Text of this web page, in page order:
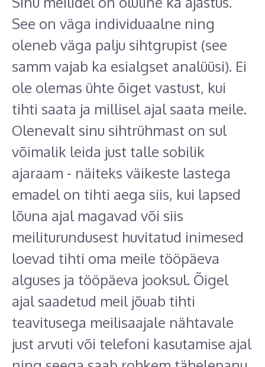
See on väga individuaalne ning
oleneb väga palju sihtgrupist (see
samm vajab ka esialgset analüüsi). Ei
ole olemas ühte õiget vastust, kui
tihti saata ja millisel ajal saata meile.
Olenevalt sinu sihtrühmast on sul
võimalik leida just talle sobilik
ajaraam - näiteks väikeste lastega
emadel on tihti aega siis, kui lapsed
lõuna ajal magavad või siis
meiliturundusest huvitatud inimesed
loevad tihti oma meile tööpäeva
alguses ja tööpäeva jooksul. Õigel
ajal saadetud meil jõuab tihti
teavitusega meilisaajale nähtavale
just arvuti või telefoni kasutamise ajal